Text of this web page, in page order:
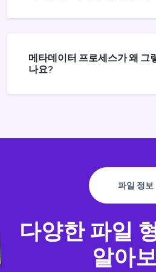
메타데이터 프로세스가 왜 그
나요?
파일 정보
다양한 파일
알아